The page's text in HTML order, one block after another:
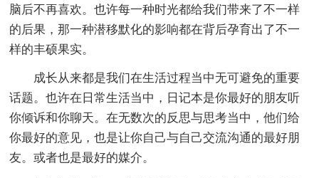
脑后不再喜欢。也许每一种时光都给我们带来了不一样
的后果，那一种潜移默化的影响都在背后孕育出了不一
样的丰硕果实。
成长从来都是我们在生活过程当中无可避免的重要
话题。也许在日常生活当中，日记本是你最好的朋友听
你倾诉和你聊天。在无数次的反思与思考当中，他们给
你最好的意见，也是让你自己与自己交流沟通的最好朋
友。或者也是最好的媒介。